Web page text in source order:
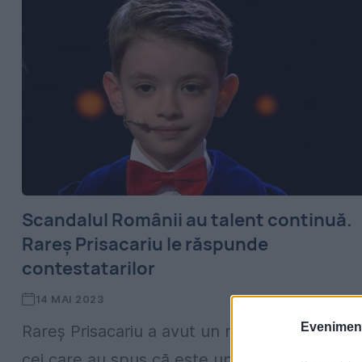
Scandalul Românii au talent continuă.
Rareș Prisacariu le răspunde
contestatarilor
14 MAI 2023
Rareș Prisacariu a avut un mesaj atât pentru